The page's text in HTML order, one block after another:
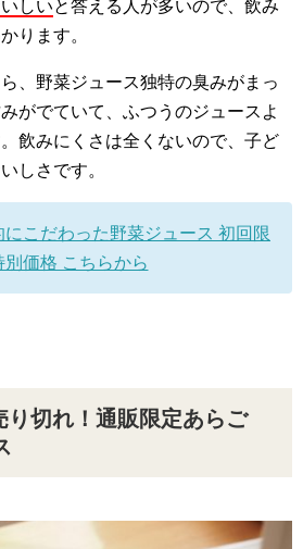
しいと答える人が多いので、飲み
ります。
、野菜ジュース独特の臭みがまっ
がでていて、ふつうのジュースよ
飲みにくさは全くないので、子ど
しさです。
こだわった野菜ジュース 初回限
別価格 こちらから
切れ！通販限定あらご